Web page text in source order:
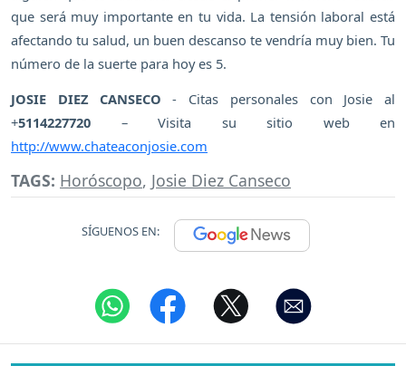
que será muy importante en tu vida. La tensión laboral está
afectando tu salud, un buen descanso te vendría muy bien. Tu
número de la suerte para hoy es 5.
JOSIE DIEZ CANSECO - Citas personales con Josie al
+5114227720 – Visita su sitio web en
http://www.chateaconjosie.com
TAGS: Horóscopo, Josie Diez Canseco
SÍGUENOS EN: